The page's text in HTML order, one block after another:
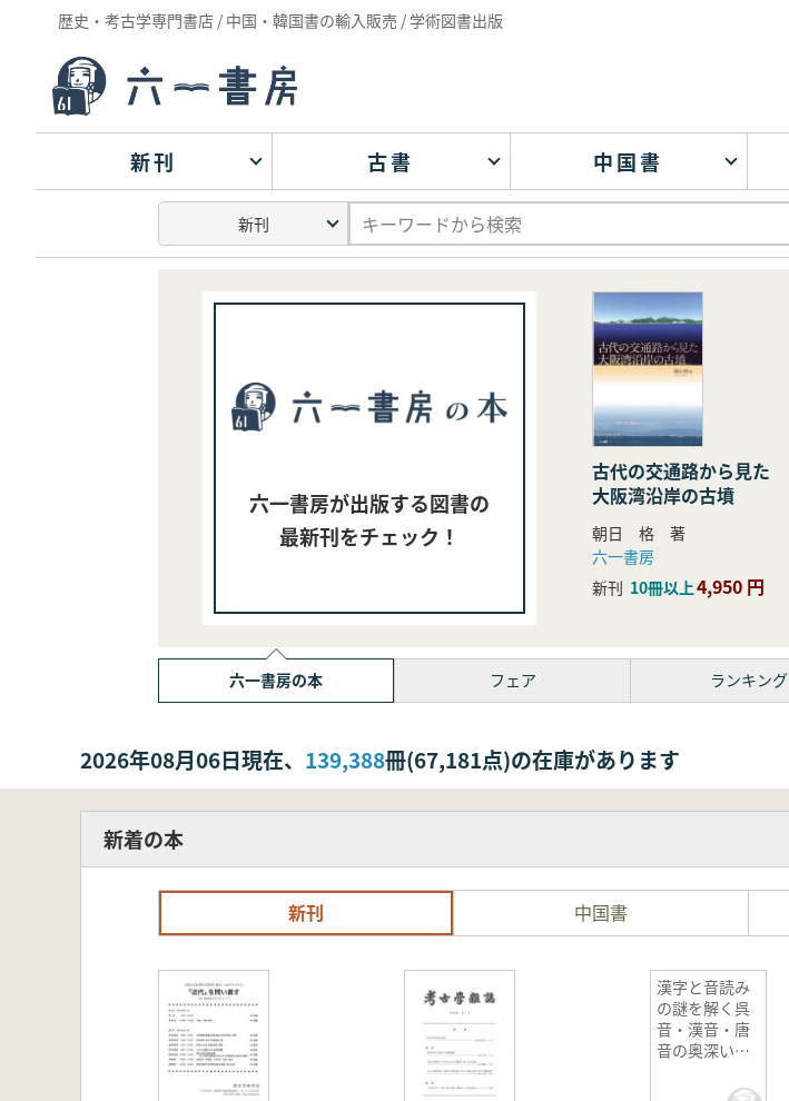
歴史・考古学専門書店 / 中国・韓国書の輸入販売 / 学術図書出版
新刊 古書 中国書
六一書房が出版する図書の
最新刊をチェック！
古代の交通路から見た
大阪湾沿岸の古墳
朝日 格 著
六一書房
新刊 10冊以上4,950 円
六一書房の本 フェア ランキング
2026年08月06日現在、 139,388冊(67,181点)の在庫があります
新着の本
新刊 中国書
漢字と音読み
の謎を解く呉
音・漢音・唐
音の奥深い世